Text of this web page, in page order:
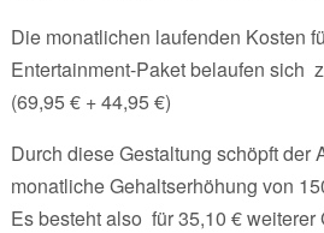
Die monatlichen laufenden Kosten
Entertainment-Paket belaufen sich
(69,95 € + 44,95 €)
Durch diese Gestaltung schöpft der
monatliche Gehaltserhöhung von
Es besteht also für 35,10 € weiterer